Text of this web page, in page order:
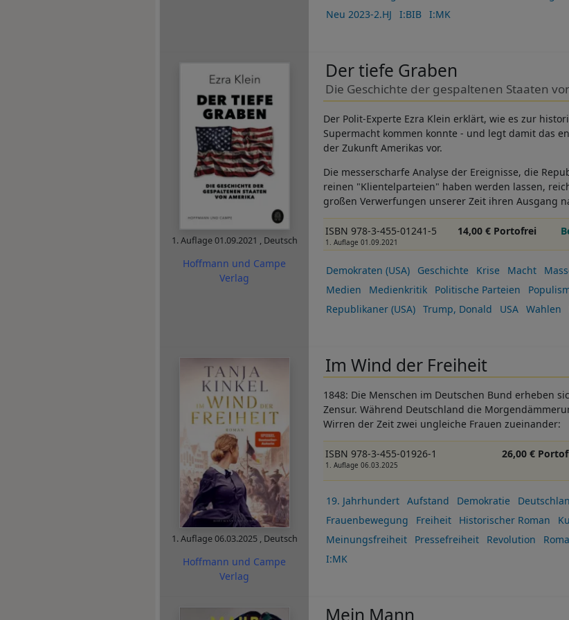
Neu 2023-2.HJ
I:BIB I:MK
1. Auflage01.09.2021 , Deutsch
Hoffmann und Campe
Verlag
Der tiefe Graben
Die Geschichte der gespaltenen Staaten
Der Polit-Experte Ezra Klein erklärt, wie es zur
Supermacht kommen konnte - und legt damit das
der Zukunft Amerikas vor.
Die messerscharfe Analyse der Ereignisse, die
reinen "Klientelparteien" haben werden lassen,
großen Verwerfungen unserer Zeit ihren Ausgang
ISBN 978-3-455-01241-5
1. Auflage 01.09.2021
14,00 € Portofrei
Demokraten (USA) Geschichte Krise Macht
Medien
Medienkritik Politische Parteien
Republikaner (USA)
Trump, Donald USA Wahlen
1. Auflage06.03.2025 , Deutsch
Hoffmann und Campe
Verlag
Im Wind der Freiheit
1848: Die Menschen im Deutschen Bund erheben
Zensur. Während Deutschland die
Wirren der Zeit zwei ungleiche Frauen zueinander:
ISBN 978-3-455-01926-1
1. Auflage 06.03.2025
26,00 €
19. Jahrhundert Aufstand Demokratie
Frauenbewegung
Freiheit Historischer Roman
Meinungsfreiheit
Pressefreiheit Revolution
I:MK
Mein Mann